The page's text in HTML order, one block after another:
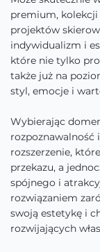
premium,
projektów
indywidualizm i
które nie tylko
także już na
styl, emocje i
Wybierając
rozpoznawalność
rozszerzenie,
przekazu, a
spójnego i
rozwiązaniem
swoją estetykę i
rozwijających